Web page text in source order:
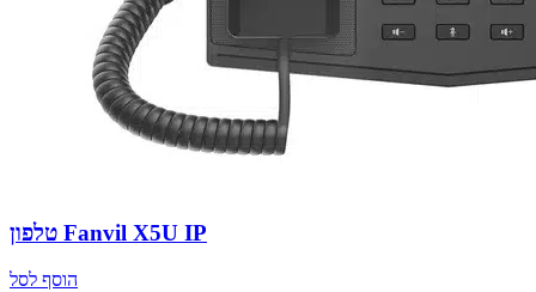
טלפון Fanvil X5U IP
הוסף לסל